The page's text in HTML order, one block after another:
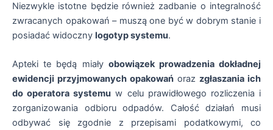
Niezwykle istotne będzie również zadbanie o integralność
zwracanych opakowań – muszą one być w dobrym stanie i
posiadać widoczny logotyp systemu.
Apteki te będą miały obowiązek prowadzenia dokładnej
ewidencji przyjmowanych opakowań oraz zgłaszania ich
do operatora systemu w celu prawidłowego rozliczenia i
zorganizowania odbioru odpadów. Całość działań musi
odbywać się zgodnie z przepisami podatkowymi, co